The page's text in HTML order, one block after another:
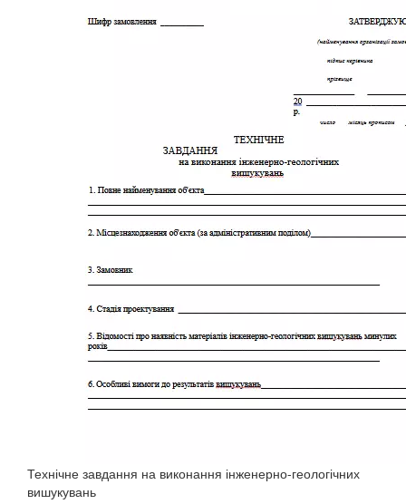
Технічне завдання на виконання інженерно-геологічних
вишукувань